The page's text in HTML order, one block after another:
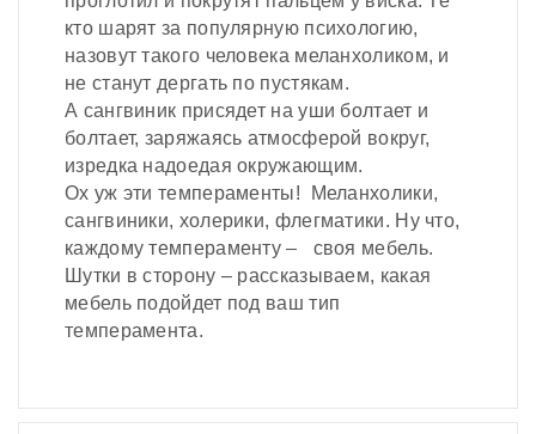
кто шарят за популярную психологию,
назовут такого человека меланхоликом, и
не станут дергать по пустякам.
А сангвиник присядет на уши болтает и
болтает, заряжаясь атмосферой вокруг,
изредка надоедая окружающим.
Ох уж эти темпераменты! Меланхолики,
сангвиники, холерики, флегматики. Ну что,
каждому темпераменту – своя мебель.
Шутки в сторону – рассказываем, какая
мебель подойдет под ваш тип
темперамента.